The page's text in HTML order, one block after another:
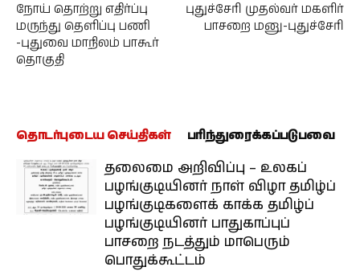
நோய் தொற்று எதிர்ப்பு
மருந்து தெளிப்பு பணி
-புதுவை மாநிலம் பாகூர்
தொகுதி
புதுச்சேரி முதல்வர் மகளிர்
பாசறை மனு-புதுச்சேரி
தொடர்புடைய செய்திகள் பரிந்துரைக்கப்படுபவை
தலைமை அறிவிப்பு – உலகப்
பழங்குடியினர் நாள் விழா தமிழ்ப்
பழங்குடிகளைக் காக்க தமிழ்ப்
பழங்குடியினர் பாதுகாப்புப்
பாசறை நடத்தும் மாபெரும்
பொதுக்கூட்டம்